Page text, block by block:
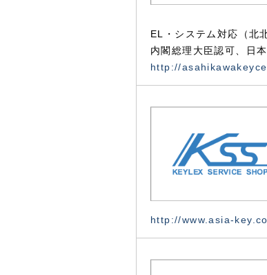
EL・システム対応（北
内閣総理大臣認可、日
http://
http://www.asia-